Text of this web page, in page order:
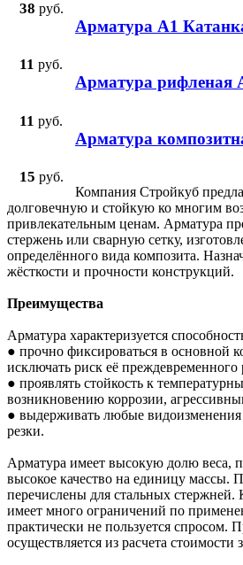
38 руб.
Арматура А1
11 руб.
Арматура рифленая
11 руб.
Арматура
15 руб.
Компания Стройкуб
долговечную и стойкую ко многим
привлекательным ценам. Арматура
стержень или сварную сетку,
определённого вида композита.
жёсткости и прочности конструкций.
Преимущества
Арматура характеризуется
● прочно фиксироваться в основной
исключать риск её преждевременного
● проявлять стойкость к
возникновению коррозии,
● выдерживать любые видоизменения
резки.
Арматура имеет высокую долю веса,
высокое качество на единицу массы.
перечислены для стальных стержней.
имеет много ограничений по
практически не пользуется спросом.
осуществляется из расчета стоимости